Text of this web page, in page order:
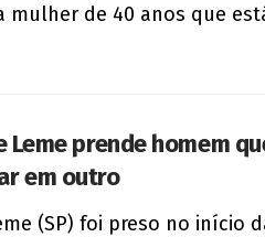
mulher de 40 anos que
prende homem
em outro
(SP) foi preso no início